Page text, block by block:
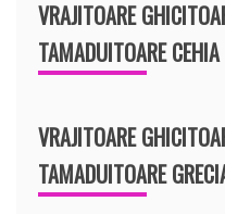
VRAJITOARE
TAMADUITOARE CEHIA
VRAJITOARE
TAMADUITOARE